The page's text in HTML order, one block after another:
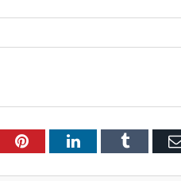
PinterestLinkedInTumblr